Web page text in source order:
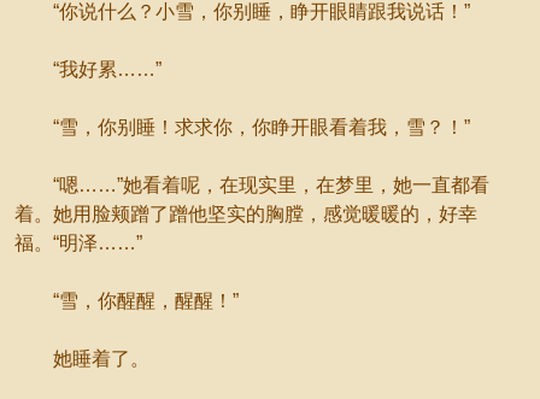
“你说什么？小雪，你别睡，睁开眼睛跟我说话！”
“我好累……”
“雪，你别睡！求求你，你睁开眼看着我，雪？！”
“嗯……”她看着呢，在现实里，在梦里，她一直都看
着。她用脸颊蹭了蹭他坚实的胸膛，感觉暖暖的，好幸
福。“明泽……”
“雪，你醒醒，醒醒！”
她睡着了。